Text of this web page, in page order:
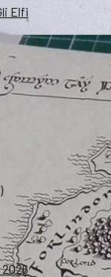
Elfi
2026